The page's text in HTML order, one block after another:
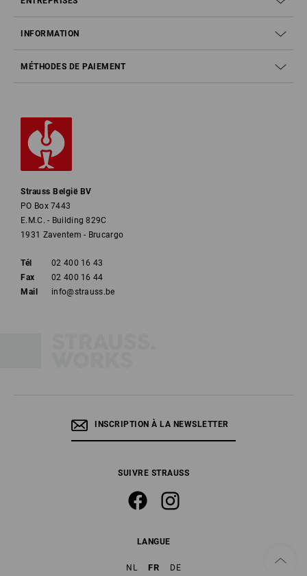
INFORMATION
MÉTHODES DE PAIEMENT
Strauss België BV
PO Box 7443
E.M.C. - Building 829C
1931 Zaventem - Brucargo
Tél
02 400 16 43
Fax
02 400 16 44
Mail
info@strauss.be
INSCRIPTION À LA NEWSLETTER
SUIVRE STRAUSS
LANGUE
NL FR DE